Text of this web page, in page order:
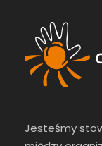
Jesteśmy